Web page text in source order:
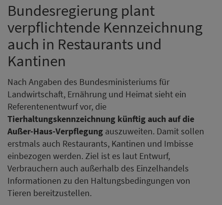
Bundesregierung plant
verpflichtende Kennzeichnung
auch in Restaurants und
Kantinen
Nach Angaben des Bundesministeriums für
Landwirtschaft, Ernährung und Heimat sieht ein
Referentenentwurf vor, die
Tierhaltungskennzeichnung künftig auch auf die
Außer-Haus-Verpflegung auszuweiten. Damit sollen
erstmals auch Restaurants, Kantinen und Imbisse
einbezogen werden. Ziel ist es laut Entwurf,
Verbrauchern auch außerhalb des Einzelhandels
Informationen zu den Haltungsbedingungen von
Tieren bereitzustellen.